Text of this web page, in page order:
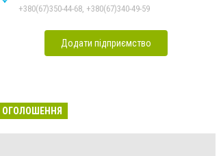
+380(67)350-44-68, +380(67)340-49-59
Додати підприємство
ОГОЛОШЕННЯ